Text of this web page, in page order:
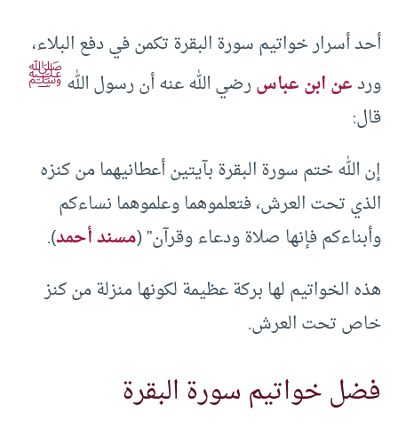
أحد أسرار خواتيم سورة البقرة تكمن في دفع البلاء،
وردعن ابن عباسرضي الله عنه أن رسول اللهﷺ
قال:
إن الله ختم سورة البقرة بآيتين أعطانيهما من كنزه
الذي تحت العرش، فتعلموهما وعلموهما نساءكم
وأبناءكم فإنها صلاة ودعاء وقرآن” (مسند أحمد).
هذه الخواتيم لها بركة عظيمة لكونها منزلة من كنز
خاص تحت العرش.
فضل خواتيم سورة البقرة